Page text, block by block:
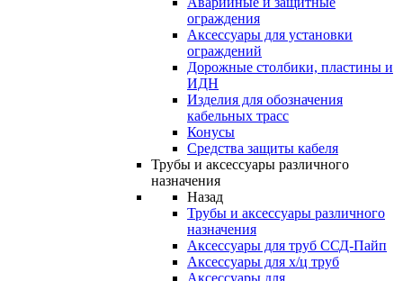
ограждения
Аксессуары для установки
ограждений
Дорожные столбики, пластины и
ИДН
Изделия для обозначения
кабельных трасс
Конусы
Средства защиты кабеля
Трубы и аксессуары различного
назначения
Назад
Трубы и аксессуары различного
назначения
Аксессуары для труб ССД-Пайп
Аксессуары для х/ц труб
Аксессуары для